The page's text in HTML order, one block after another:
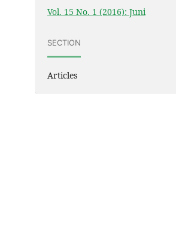
Vol. 15 No. 1 (2016): Juni
SECTION
Articles